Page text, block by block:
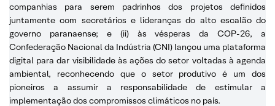
companhias para serem padrinhos dos projetos definidos
juntamente com secretários e lideranças do alto escalão do
governo paranaense; e (ii) às vésperas da COP-26, a
Confederação Nacional da Indústria (CNI) lançou uma plataforma
digital para dar visibilidade às ações do setor voltadas à agenda
ambiental, reconhecendo que o setor produtivo é um dos
pioneiros a assumir a responsabilidade de estimular a
implementação dos compromissos climáticos no país.